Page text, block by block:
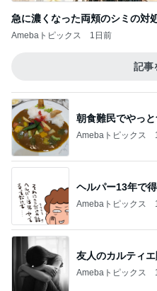
急に濃くなった両頬のシミの対
Amebaトピックス 1日前
記事
朝食難民でやっ
Amebaトピックス
ヘルパー13年で
Amebaトピックス
友人のカルティ
Amebaトピックス